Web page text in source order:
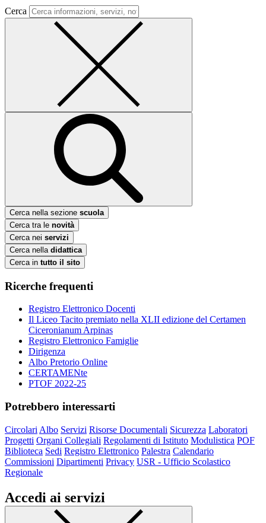
Cerca
Cerca nella sezione scuola
Cerca tra le novità
Cerca nei servizi
Cerca nella didattica
Cerca in tutto il sito
Ricerche frequenti
Registro Elettronico Docenti
Il Liceo Tacito premiato nella XLII edizione del Certamen
Ciceronianum Arpinas
Registro Elettronico Famiglie
Dirigenza
Albo Pretorio Online
CERTAMENte
PTOF 2022-25
Potrebbero interessarti
Circolari Albo Servizi Risorse Documentali Sicurezza Laboratori
Progetti Organi Collegiali Regolamenti di Istituto Modulistica POF
Biblioteca Sedi Registro Elettronico Palestra Calendario
Commissioni Dipartimenti Privacy USR - Ufficio Scolastico
Regionale
Accedi ai servizi